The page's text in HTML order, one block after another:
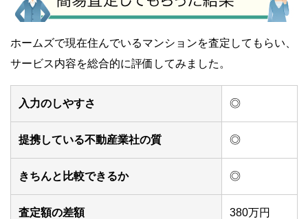
ホームズで現在住んでいるマンションを査定してもらい、
サービス内容を総合的に評価してみました。
入力のしやすさ ◎
提携している不動産業社の質 ◎
きちんと比較できるか ◎
査定額の差額 380万円